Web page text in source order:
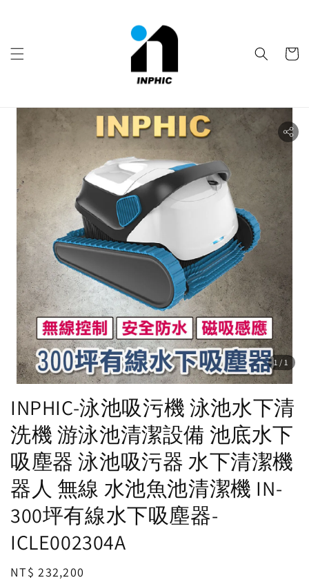
1 /1
INPHIC-泳池吸污機 泳池水下清
洗機 游泳池清潔設備 池底水下
吸塵器 泳池吸污器 水下清潔機
器人 無線 水池魚池清潔機 IN-
300坪有線水下吸塵器-
ICLE002304A
Regular
NT$ 232,200